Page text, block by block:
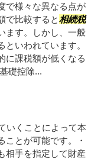
で様々な異なる点が
で比較すると相続税
ます。しかし、一般
いわれています。
に課税額が低くなる
礎控除...
いくことによって本
ことが可能です。・
相手を指定して財産